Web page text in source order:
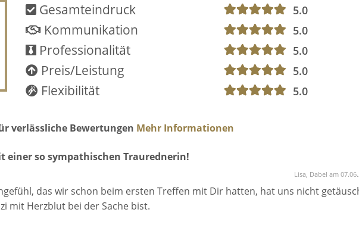
einfach unverbindlich anzufragen. Ich freue mich auf euch!
Gesamteindruck 5.0
Kommunikation 5.0
Professionalität 5.0
Preis/Leistung 5.0
Flexibilität 5.0
verlässliche Bewertungen Mehr Informationen
einer so sympathischen Traurednerin!
Lisa, Dabel am
das wir schon beim ersten Treffen mit Dir hatten, hat uns nicht
mit Herzblut bei der Sache bist.